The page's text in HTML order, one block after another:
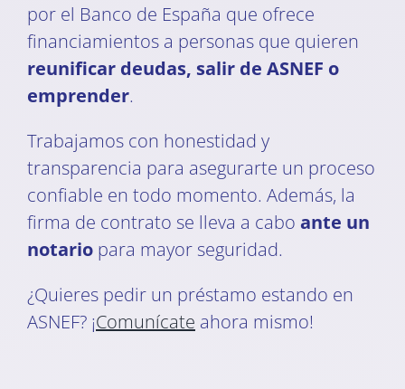
por el Banco de España que ofrece
financiamientos a personas que quieren
reunificar deudas, salir de ASNEF o
emprender.
Trabajamos con honestidad y
transparencia para asegurarte un proceso
confiable en todo momento. Además, la
firma de contrato se lleva a cabo ante un
notariopara mayor seguridad.
¿Quieres pedir un préstamo estando en
ASNEF? ¡Comunícate ahora mismo!